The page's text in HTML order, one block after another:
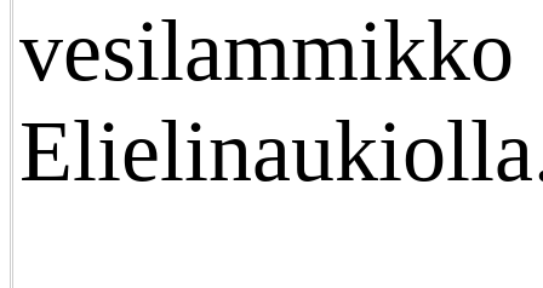
vesilammikko